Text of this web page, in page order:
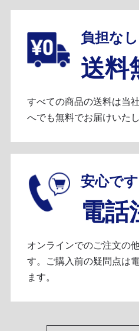
負担なし
送料
すべての商品の送料は当
へでも無料でお届けいたし
安心です
電話
オンラインでのご注文の
す。ご購入前の疑問点は
ます。